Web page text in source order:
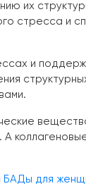
их
стресса и
и
БАДы для